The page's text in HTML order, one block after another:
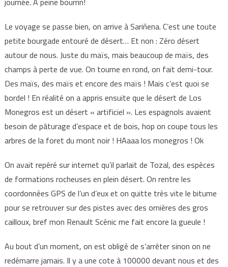
Le voyage se passe bien, on arrive à Sariñena. C’est une toute
petite bourgade entouré de désert… Et non : Zéro désert
autour de nous. Juste du maïs, mais beaucoup de maïs, des
champs à perte de vue. On tourne en rond, on fait demi-tour.
Des maïs, des maïs et encore des maïs ! Mais c’est quoi se
bordel ! En réalité on a appris ensuite que le désert de Los
Monegros est un désert « artificiel ». Les espagnols avaient
besoin de pâturage d’espace et de bois, hop on coupe tous les
arbres de la foret du mont noir ! HAaaa los monegros ! Ok
On avait repéré sur internet qu’il parlait de Tozal, des espèces
de formations rocheuses en plein désert. On rentre les
coordonnées GPS de l’un d’eux et on quitte très vite le bitume
pour se retrouver sur des pistes avec des ornières des gros
cailloux, bref mon Renault Scénic me fait encore la gueule !
Au bout d’un moment, on est obligé de s’arrêter sinon on ne
redémarre jamais. Il y a une cote à 100000 devant nous et des